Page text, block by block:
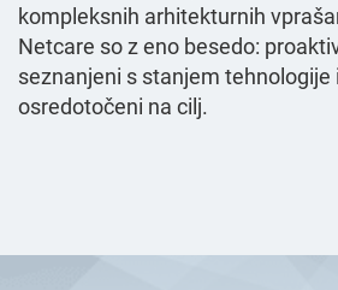
kompleksnih arhitekturnih
Netcare so z eno besedo:
seznanjeni s stanjem tehnologije
osredotočeni na cilj.